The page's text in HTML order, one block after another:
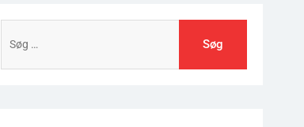
efter: